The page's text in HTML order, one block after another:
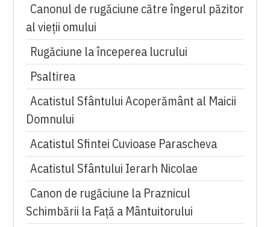
Canonul de rugăciune către îngerul păzitor
al vieții omului
Rugăciune la începerea lucrului
Psaltirea
Acatistul Sfântului Acoperământ al Maicii
Domnului
Acatistul Sfintei Cuvioase Parascheva
Acatistul Sfântului Ierarh Nicolae
Canon de rugăciune la Praznicul
Schimbării la Față a Mântuitorului